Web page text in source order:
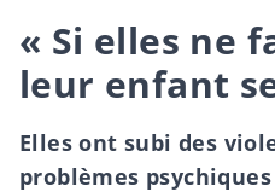
« Si elles ne
leur enfant
Elles ont subi des
problèmes